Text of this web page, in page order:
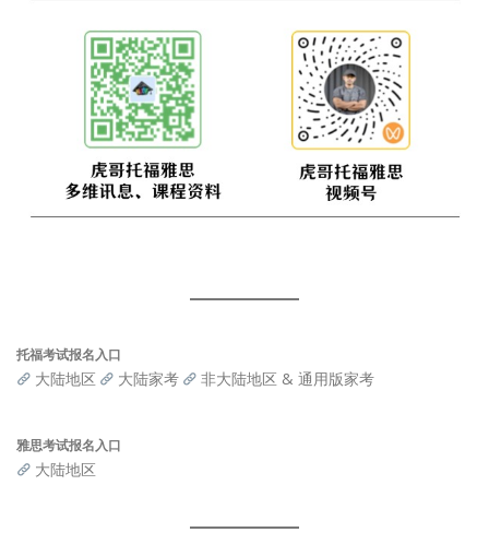
托福考试报名入口
大陆地区 大陆家考 非大陆地区 & 通用版家考
雅思考试报名入口
大陆地区